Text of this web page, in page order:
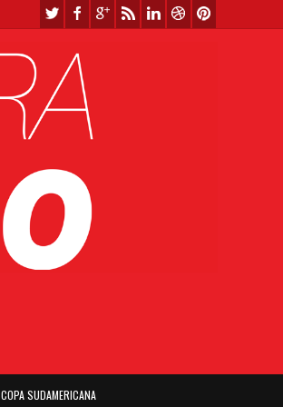
COPA SUDAMERICANA